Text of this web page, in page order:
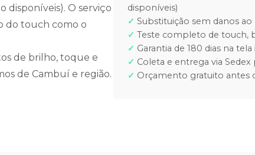
disponíveis). O serviço
do touch como o
de brilho, toque e
de Cambuí e região.
disponíveis)
Substituição sem danos
Teste completo de touch,
Garantia de 180 dias na tela
Coleta e entrega via Sedex
Orçamento gratuito antes